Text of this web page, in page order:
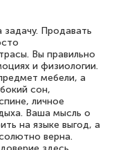
задачу. Продавать
Вы правильно
и физиологии.
мебели, а
сон,
личное
Ваша мысль о
на языке выгод, а
верна.